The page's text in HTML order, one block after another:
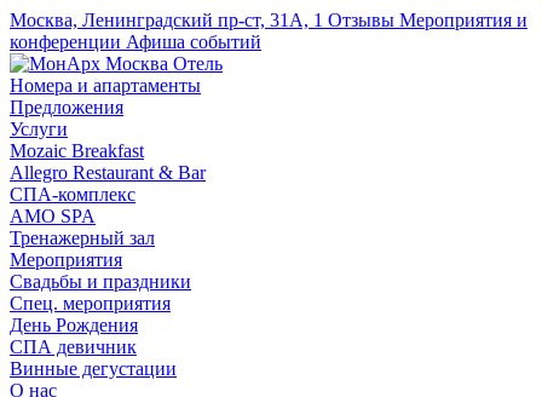
Москва, Ленинградский пр-ст, 31А, 1 Отзывы Мероприятия и
конференции Афиша событий
Номера и апартаменты
Предложения
Услуги
Mozaic Breakfast
Allegro Restaurant & Bar
СПА-комплекс
AMO SPA
Тренажерный зал
Мероприятия
Свадьбы и праздники
Спец. мероприятия
День Рождения
СПА девичник
Винные дегустации
О нас